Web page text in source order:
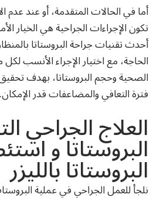
أما في الحالات المتقدمة، أو عند عدم
تكون الإجراءات الجراحية هي الخيار
أحدث تقنيات جراحة البروستاتا
الحاجة، مع اختيار الإجراء الأنسب
الصحية وحجم البروستاتا، بهدف
فترة التعافي والمضاعفات قدر الإمكان.
العلاج الجراحي
البروستاتا و
البروستاتا بالليزر
نلجأ للعمل الجراحي في عملية